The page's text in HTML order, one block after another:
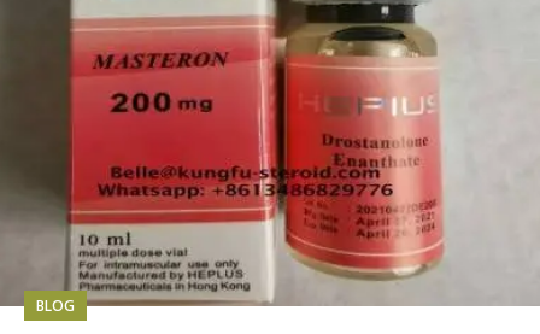
BLOG